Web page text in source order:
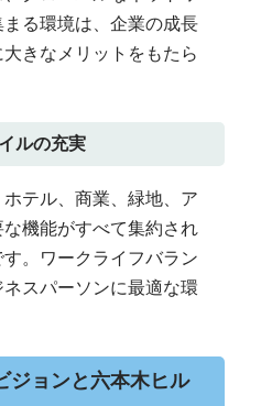
る環境は、企業の成長
きなメリットをもたら
ルの充実
テル、商業、緑地、ア
機能がすべて集約され
。ワークライフバラン
スパーソンに最適な環
ジョンと六本木ヒル